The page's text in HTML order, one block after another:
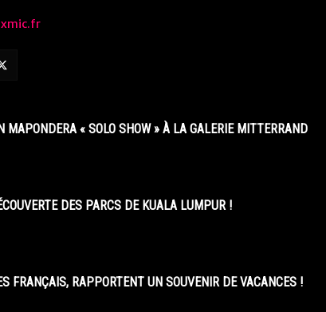
MAPONDERA « SOLO SHOW » À LA GALERIE MITTERRAND
DES PARCS DE KUALA LUMPUR !
FRANÇAIS, RAPPORTENT UN SOUVENIR DE VACANCES !